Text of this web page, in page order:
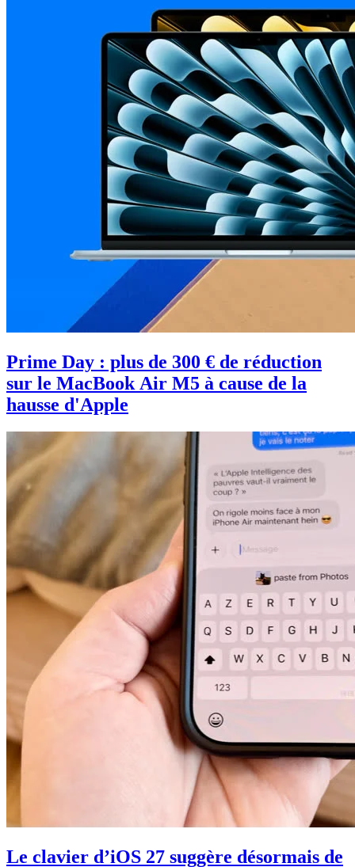
Prime Day : plus de 300 € de réduction
sur le MacBook Air M5 à cause de la
hausse d'Apple
Le clavier d’iOS 27 suggère désormais de